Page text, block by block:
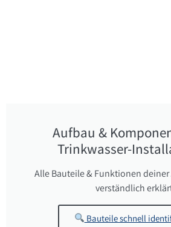
Aufbau &
Trinkwasser-
Alle Bauteile & Funktionen
verständlich
Bauteile schnell